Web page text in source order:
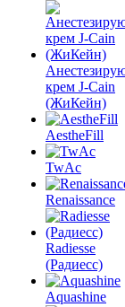
крем J-Cain
(ЖиКейн)
AestheFill
TwAc
Renaissance
Radiesse
(Радиесс)
Aquashine